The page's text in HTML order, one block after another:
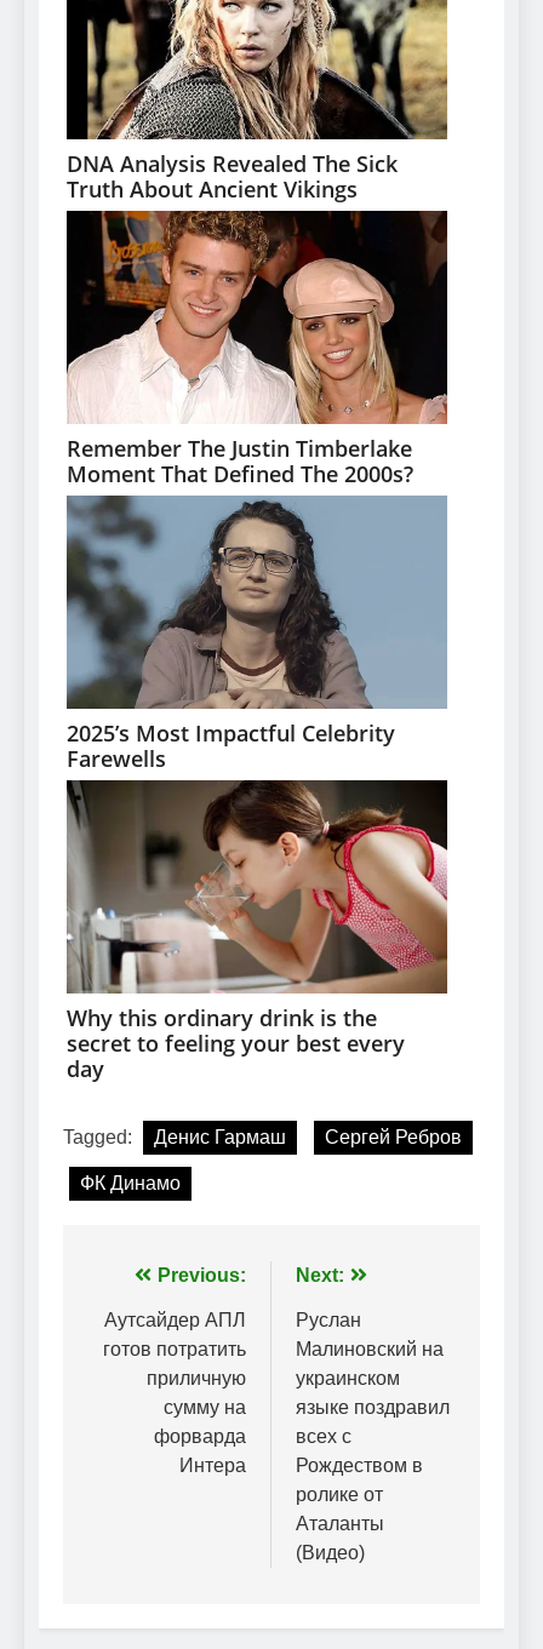
Tagged: Денис Гармаш Сергей Ребров
ФК Динамо
Навігація
записів
Previous:
Аутсайдер АПЛ
готов потратить
приличную
сумму на
форварда
Интера
Next:
Руслан
Малиновский на
украинском
языке поздравил
всех с
Рождеством в
ролике от
Аталанты
(Видео)